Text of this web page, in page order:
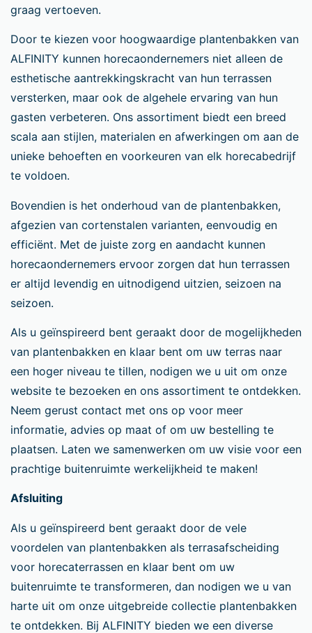
graag vertoeven.
Door te kiezen voor hoogwaardige plantenbakken van
ALFINITY kunnen horecaondernemers niet alleen de
esthetische aantrekkingskracht van hun terrassen
versterken, maar ook de algehele ervaring van hun
gasten verbeteren. Ons assortiment biedt een breed
scala aan stijlen, materialen en afwerkingen om aan de
unieke behoeften en voorkeuren van elk horecabedrijf
te voldoen.
Bovendien is het onderhoud van de plantenbakken,
afgezien van cortenstalen varianten, eenvoudig en
efficiënt. Met de juiste zorg en aandacht kunnen
horecaondernemers ervoor zorgen dat hun terrassen
er altijd levendig en uitnodigend uitzien, seizoen na
seizoen.
Als u geïnspireerd bent geraakt door de mogelijkheden
van plantenbakken en klaar bent om uw terras naar
een hoger niveau te tillen, nodigen we u uit om onze
website te bezoeken en ons assortiment te ontdekken.
Neem gerust contact met ons op voor meer
informatie, advies op maat of om uw bestelling te
plaatsen. Laten we samenwerken om uw visie voor een
prachtige buitenruimte werkelijkheid te maken!
Afsluiting
Als u geïnspireerd bent geraakt door de vele
voordelen van plantenbakken als terrasafscheiding
voor horecaterrassen en klaar bent om uw
buitenruimte te transformeren, dan nodigen we u van
harte uit om onze uitgebreide collectie plantenbakken
te ontdekken. Bij ALFINITY bieden we een diverse